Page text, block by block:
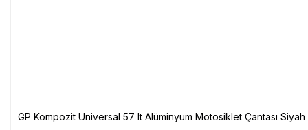
GP Kompozit Universal 57 lt Alüminyum Motosiklet Çantası Siyah